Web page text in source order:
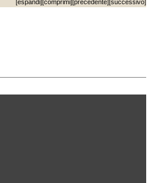
[espandi][comprimi][precedente][successivo]